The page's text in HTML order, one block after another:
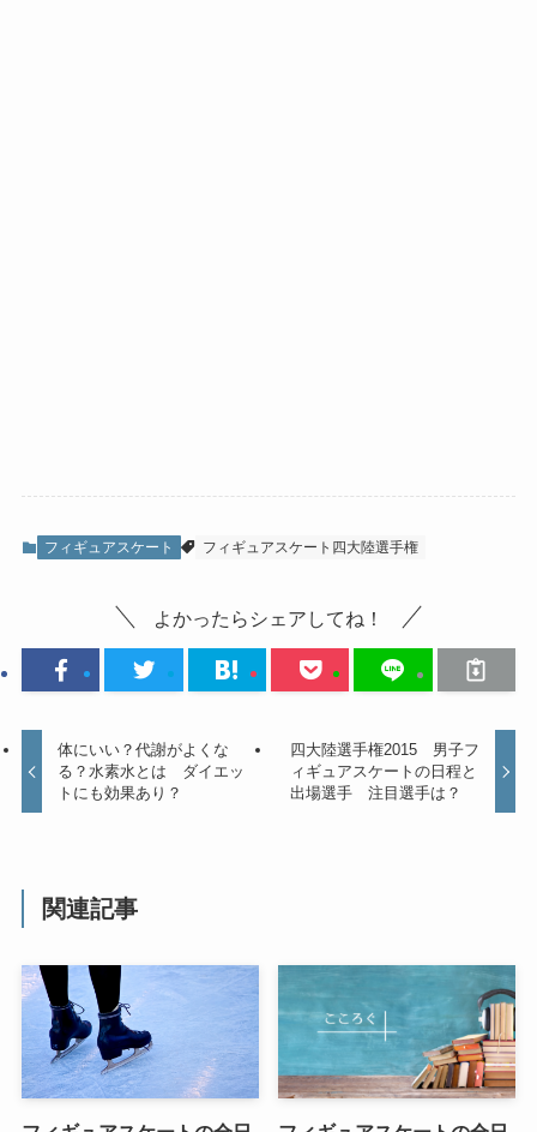
フィギュアスケート フィギュアスケート四大陸選手権
よかったらシェアしてね！
体にいい？代謝がよくな
る？水素水とは ダイエッ
トにも効果あり？
四大陸選手権2015 男子フ
ィギュアスケートの日程と
出場選手 注目選手は？
関連記事